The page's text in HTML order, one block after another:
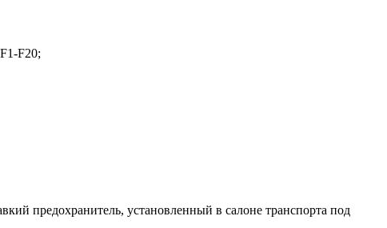
F20;
предохранитель, установленный в салоне транспорта под